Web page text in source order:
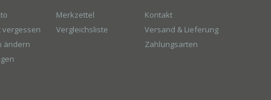
vergessen
ändern
Merkzettel
Vergleichsliste
Kontakt
Versand & Lieferung
Zahlungsarten